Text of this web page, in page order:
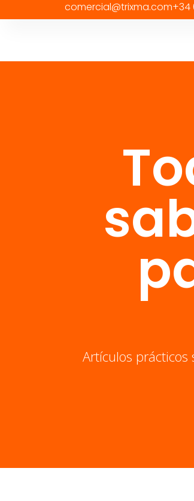
comercial@trixma.com+34
Artículos prácticos